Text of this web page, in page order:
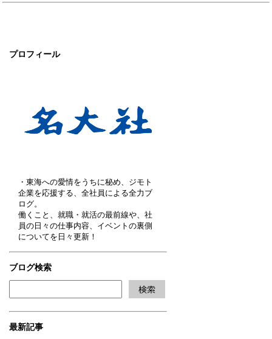
プロフィール
・東海への愛情をうちに秘め、ジモト
企業を応援する、全社員による全力ブ
ログ。
働くこと、就職・就活の最前線や、社
員の日々の仕事内容、イベントの裏側
についてを日々更新！
ブログ検索
最新記事